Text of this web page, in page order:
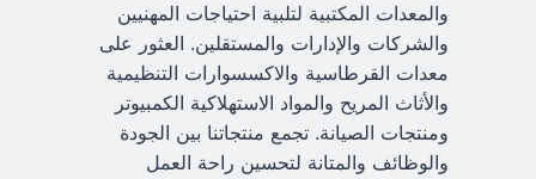
والمعدات المكتبية لتلبية احتياجات المهنيين
والشركات والإدارات والمستقلين. العثور على
معدات القرطاسية والاكسسوارات التنظيمية
والأثاث المريح والمواد الاستهلاكية الكمبيوتر
ومنتجات الصيانة. تجمع منتجاتنا بين الجودة
والوظائف والمتانة لتحسين راحة العمل